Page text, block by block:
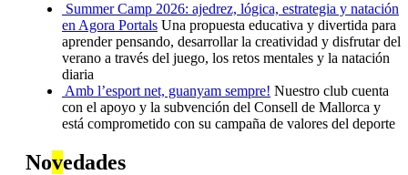
Summer Camp 2026: ajedrez, lógica, estrategia y natación
en Agora Portals Una propuesta educativa y divertida para
aprender pensando, desarrollar la creatividad y disfrutar del
verano a través del juego, los retos mentales y la natación
diaria
Amb l’esport net, guanyam sempre! Nuestro club cuenta
con el apoyo y la subvención del Consell de Mallorca y
está comprometido con su campaña de valores del deporte
Novedades